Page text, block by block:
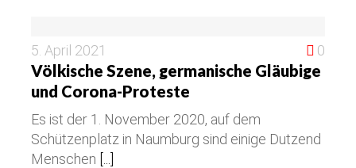
5. April 2021 0
Völkische Szene, germanische Gläubige
und Corona-Proteste
Es ist der 1. November 2020, auf dem
Schützenplatz in Naumburg sind einige Dutzend
Menschen